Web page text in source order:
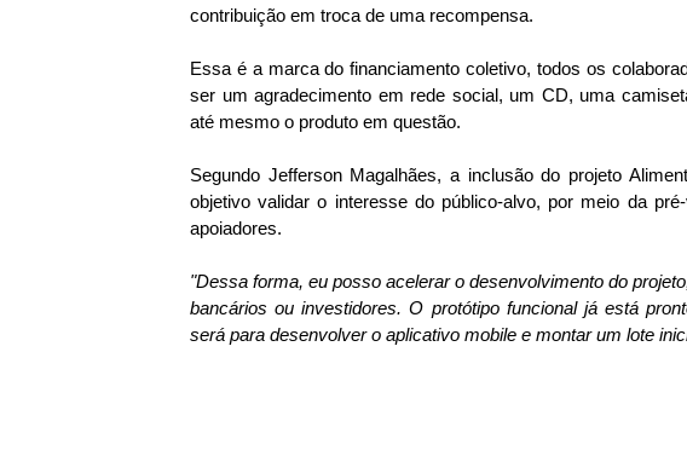
contribuição em troca de uma recompensa.
Essa é a marca do financiamento coletivo, todos os
ser um agradecimento em rede social, um CD, uma
até mesmo o produto em questão.
Segundo Jefferson Magalhães, a inclusão do projeto
objetivo validar o interesse do público-alvo, por meio da
apoiadores.
"Dessa forma, eu posso acelerar o desenvolvimento do
bancários ou investidores. O protótipo funcional já está
será para desenvolver o aplicativo mobile e montar um lote